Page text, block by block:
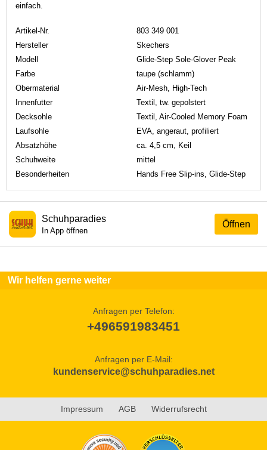
einfach.
Artikel-Nr.
803 349 001
Hersteller
Skechers
Modell
Glide-Step Sole-Glover Peak
Farbe
taupe (schlamm)
Obermaterial
Air-Mesh, High-Tech
Innenfutter
Textil, tw. gepolstert
Decksohle
Textil, Air-Cooled Memory Foam
Laufsohle
EVA, angeraut, profiliert
Absatzhöhe
ca. 4,5 cm, Keil
Schuhweite
mittel
Besonderheiten
Hands Free Slip-ins, Glide-Step
Öffnen
Schuhparadies
In App öffnen
Wir helfen gerne weiter
Anfragen per Telefon:
+496591983451
Anfragen per E-Mail:
kundenservice@schuhparadies.net
Impressum AGB Widerrufsrecht